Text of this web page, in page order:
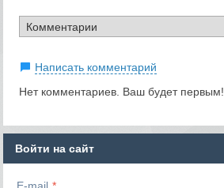
Написать комментарий
Нет комментариев. Ваш будет первым!
Войти на сайт